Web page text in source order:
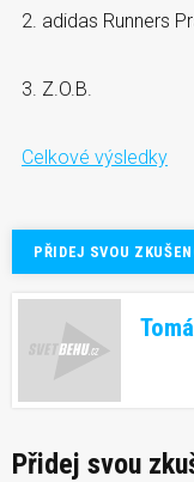
2. adidas Runners
3. Z.O.B.
Celkové výsledky
PŘIDEJ SVOU
Přidej svou